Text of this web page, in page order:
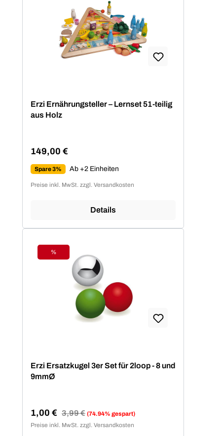
Erzi Ernährungsteller – Lernset 51-teilig
aus Holz
Regulärer Preis:
149,00 €
Spare 3% Ab +2 Einheiten
Preise inkl. MwSt. zzgl. Versandkosten
Details
Rabatt
%
Erzi Ersatzkugel 3er Set für 2loop - 8 und
9mmØ
Verkaufspreis:
1,00 € Regulärer Preis:
3,99 € (74.94% gespart)
Preise inkl. MwSt. zzgl. Versandkosten